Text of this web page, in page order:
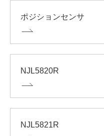
ポジションセンサ
NJL5820R
NJL5821R